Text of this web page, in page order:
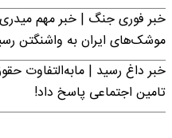
خبر فوری جنگ | خبر مهم میدری
موشک‌های ایران به واشنگتن
خبر داغ رسید | مابه‌التفاوت
تامین اجتماعی پاسخ داد!